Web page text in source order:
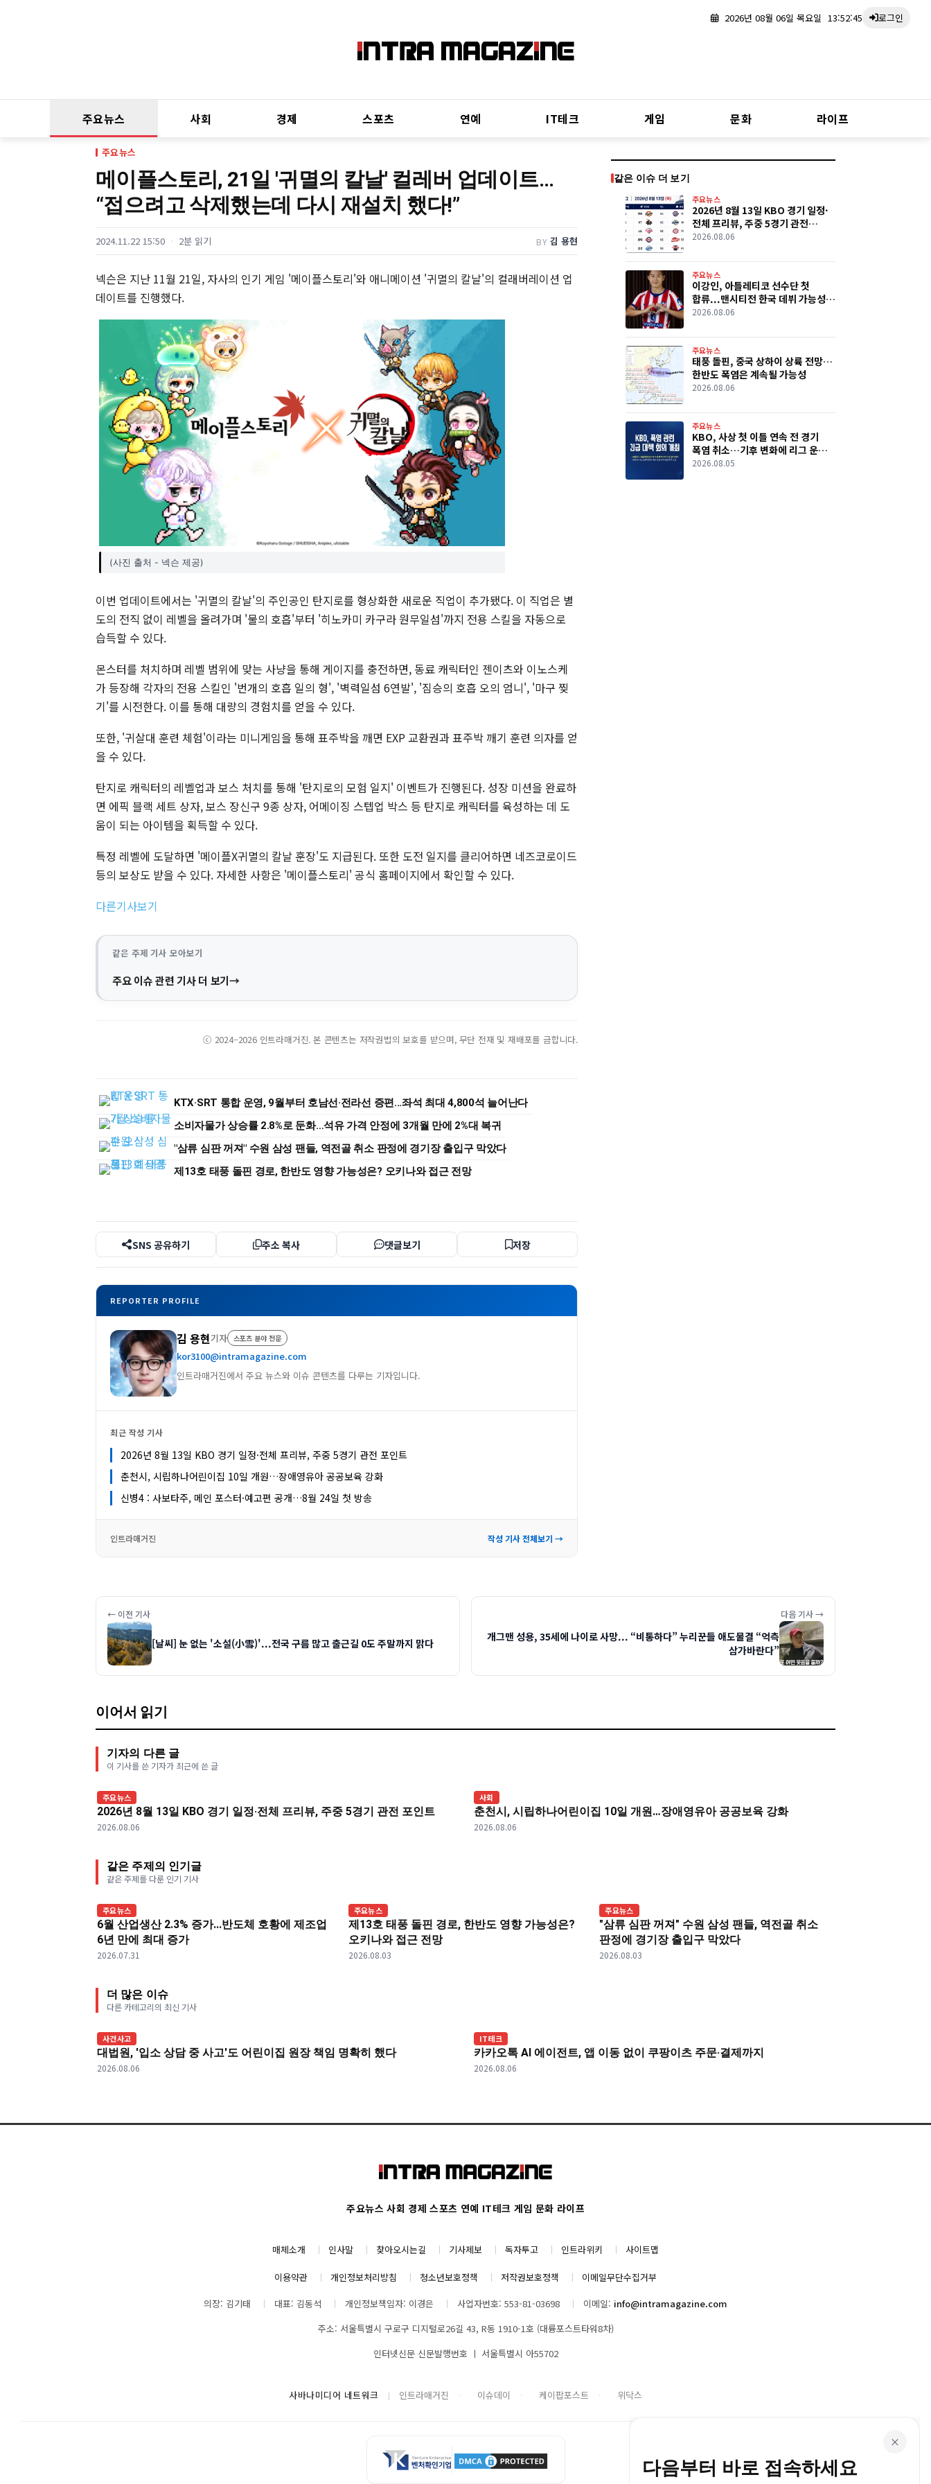
2026년 08월 06일 목요일 13:52:46 로그인
주요뉴스 사회 경제 스포츠 연예 IT테크 게임 문화 라이프
주요뉴스
메이플스토리, 21일 '귀멸의 칼날' 컬레버 업데이트...
“접으려고 삭제했는데 다시 재설치 했다!”
2024.11.22 15:50 2분 읽기 BY 김 용현
넥슨은 지난 11월 21일, 자사의 인기 게임 '메이플스토리'와 애니메이션 '귀멸의 칼날'의 컬래버레이션 업
데이트를 진행했다.
(사진 출처 - 넥슨 제공)
이번 업데이트에서는 '귀멸의 칼날'의 주인공인 탄지로를 형상화한 새로운 직업이 추가됐다. 이 직업은 별
도의 전직 없이 레벨을 올려가며 '물의 호흡'부터 '히노카미 카구라 원무일섬'까지 전용 스킬을 자동으로
습득할 수 있다.
몬스터를 처치하며 레벨 범위에 맞는 사냥을 통해 게이지를 충전하면, 동료 캐릭터인 젠이츠와 이노스케
가 등장해 각자의 전용 스킬인 '번개의 호흡 일의 형', '벽력일섬 6연발', '짐승의 호흡 오의 엄니', '마구 찢
기'를 시전한다. 이를 통해 대량의 경험치를 얻을 수 있다.
또한, '귀살대 훈련 체험'이라는 미니게임을 통해 표주박을 깨면 EXP 교환권과 표주박 깨기 훈련 의자를 얻
을 수 있다.
탄지로 캐릭터의 레벨업과 보스 처치를 통해 '탄지로의 모험 일지' 이벤트가 진행된다. 성장 미션을 완료하
면 에픽 블랙 세트 상자, 보스 장신구 9종 상자, 어메이징 스텝업 박스 등 탄지로 캐릭터를 육성하는 데 도
움이 되는 아이템을 획득할 수 있다.
특정 레벨에 도달하면 '메이플X귀멸의 칼날 훈장'도 지급된다. 또한 도전 일지를 클리어하면 네즈코로이드
등의 보상도 받을 수 있다. 자세한 사항은 '메이플스토리' 공식 홈페이지에서 확인할 수 있다.
다른기사보기
같은 주제 기사 모아보기
주요 이슈 관련 기사 더 보기
ⓒ 2024–2026 인트라매거진. 본 콘텐츠는 저작권법의 보호를 받으며, 무단 전재 및 재배포를 금합니다.
KTX·SRT 통합 운영, 9월부터 호남선·전라선 증편...좌석 최대 4,800석 늘어난다
소비자물가 상승률 2.8%로 둔화…석유 가격 안정에 3개월 만에 2%대 복귀
"삼류 심판 꺼져" 수원 삼성 팬들, 역전골 취소 판정에 경기장 출입구 막았다
제13호 태풍 돌핀 경로, 한반도 영향 가능성은? 오키나와 접근 전망
SNS 공유하기 주소 복사 댓글보기 저장
REPORTER PROFILE
김 용현기자 스포츠 분야 전문
kor3100@intramagazine.com
인트라매거진에서 주요 뉴스와 이슈 콘텐츠를 다루는 기자입니다.
최근 작성 기사
2026년 8월 13일 KBO 경기 일정·전체 프리뷰, 주중 5경기 관전 포인트
춘천시, 시립하나어린이집 10일 개원…장애영유아 공공보육 강화
신병4 : 사보타주, 메인 포스터·예고편 공개…8월 24일 첫 방송
인트라매거진 작성 기사 전체보기 →
같은 이슈 더 보기
주요뉴스
2026년 8월 13일 KBO 경기 일정·
전체 프리뷰, 주중 5경기 관전
포인트
2026.08.06
주요뉴스
이강인, 아틀레티코 선수단 첫
합류...맨시티전 한국 데뷔 가능성
커졌다
2026.08.06
주요뉴스
태풍 돌핀, 중국 상하이 상륙 전망…
한반도 폭염은 계속될 가능성
2026.08.06
주요뉴스
KBO, 사상 첫 이틀 연속 전 경기
폭염 취소…기후 변화에 리그 운영
시험대
2026.08.05
← 이전 기사
[날씨] 눈 없는 '소설(小雪)'...전국 구름 많고 출근길 0도 주말까지 맑다
다음 기사 →
개그맨 성용, 35세에 나이로 사망... “비통하다” 누리꾼들 애도물결 “억측
삼가바란다”
이어서 읽기
기자의 다른 글
이 기사를 쓴 기자가 최근에 쓴 글
주요뉴스
2026년 8월 13일 KBO 경기 일정·전체 프리뷰, 주중 5경기 관전 포인트
2026.08.06
사회
춘천시, 시립하나어린이집 10일 개원…장애영유아 공공보육 강화
2026.08.06
같은 주제의 인기글
같은 주제를 다룬 인기 기사
주요뉴스
6월 산업생산 2.3% 증가...반도체 호황에 제조업
6년 만에 최대 증가
2026.07.31
주요뉴스
제13호 태풍 돌핀 경로, 한반도 영향 가능성은?
오키나와 접근 전망
2026.08.03
주요뉴스
"삼류 심판 꺼져" 수원 삼성 팬들, 역전골 취소
판정에 경기장 출입구 막았다
2026.08.03
더 많은 이슈
다른 카테고리의 최신 기사
사건사고
대법원, '입소 상담 중 사고'도 어린이집 원장 책임 명확히 했다
2026.08.06
IT테크
카카오톡 AI 에이전트, 앱 이동 없이 쿠팡이츠 주문·결제까지
2026.08.06
주요뉴스 사회 경제 스포츠 연예 IT테크 게임 문화 라이프
매체소개 인사말 찾아오시는길 기사제보 독자투고 인트라위키 사이트맵
이용약관 개인정보처리방침 청소년보호정책 저작권보호정책
이메일무단수집거부
의장: 김기태
대표: 김동석 개인정보책임자: 이경은 사업자번호: 553-81-03698 이메일: info@intramagazine.com
주소: 서울특별시 구로구 디지털로26길 43, R동 1910-1호 (대륭포스트타워8차)
인터넷신문 신문발행번호 ㅣ 서울특별시 아55702
사바나미디어 네트워크 인트라매거진 이슈데이 케이팝포스트 위닥스
×
다음부터 바로 접속하세요